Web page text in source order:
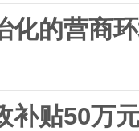
化的营商
补贴50万